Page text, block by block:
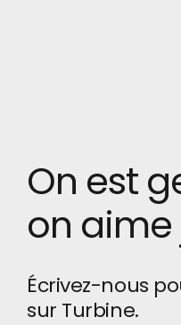
On est
on aime
Écrivez-nous
sur Turbine.